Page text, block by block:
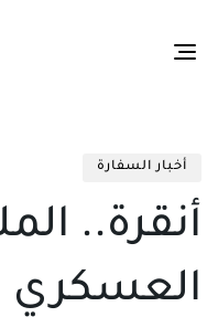
Toggle
أخبار السفارة
أنقرة..
العسكري